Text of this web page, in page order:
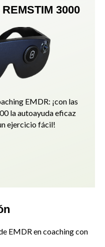
3000
EMDR: ¡con las
la autoayuda eficaz
ejercicio fácil!
EMDR en coaching con